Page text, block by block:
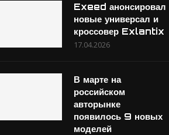
Exeed анонсировал
новые универсал и
кроссовер Exlantix
17.04.2026
В марте на
российском
авторынке
появилось 9 новых
моделей